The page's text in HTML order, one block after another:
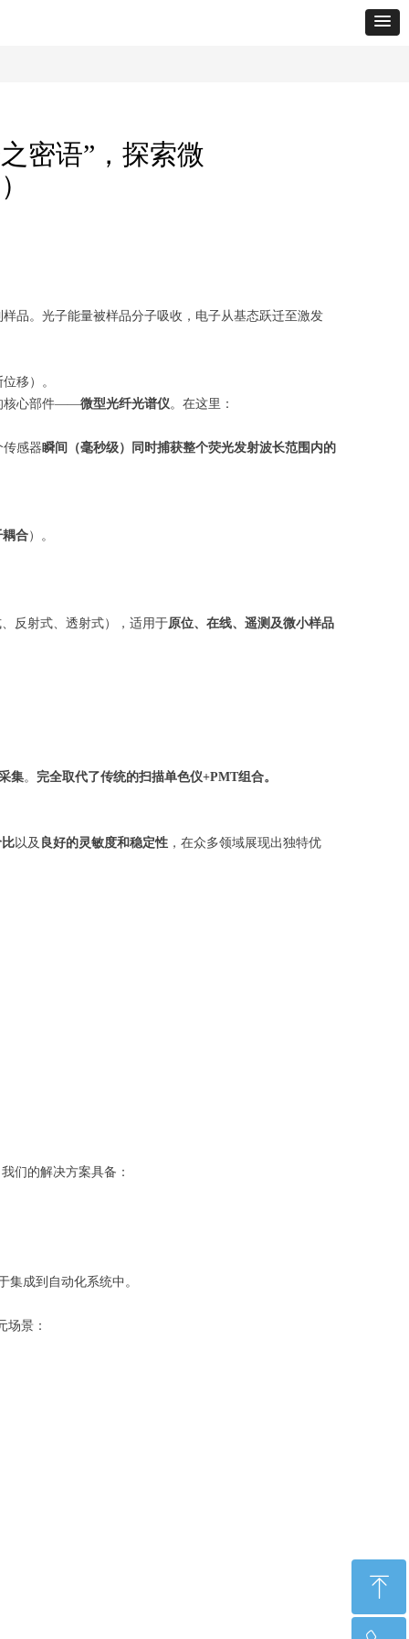
密语”，探索微
品。光子能量被样品分子吸收，电子从基态跃迁至激发
移）。
核心部件——微型光纤光谱仪。在这里：
传感器 瞬间（毫秒级）同时捕获整个荧光发射波长范围内的
耦合）。
反射式、透射式），适用于原位、在线、遥测及微小样品
集。 完全取代了传统的扫描单色仪+PMT组合。
以及 良好的灵敏度和稳定性 ，在众多领域展现出独特优
们的解决方案具备：
成到自动化系统中。
场景：
ꁸ